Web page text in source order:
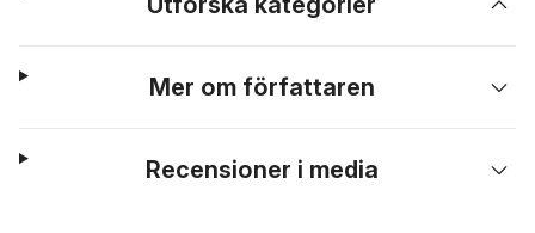
Mer om författaren
Recensioner i media